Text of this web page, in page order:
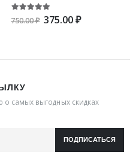
750.00 ₽ 375.00 ₽
самых выгодных скидках
ПОДПИСАТЬСЯ